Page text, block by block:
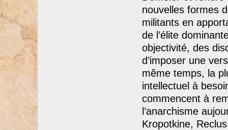
nouvelles formes
militants en
de l’élite
objectivité, des
d’imposer une
même temps, la
intellectuel à
commencent à
l’anarchisme
Kropotkine,